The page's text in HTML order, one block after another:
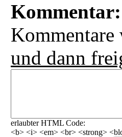
Kommentar:
und dann
erlaubter HTML Code:
<b> <i> <em> <br> <strong>